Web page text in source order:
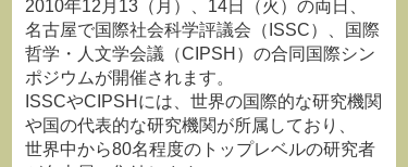
2010年12月13（月）、14日（火）の両日、
名古屋で国際社会科学評議会（ISSC）、国際
哲学・人文学会議（CIPSH）の合同国際シン
ポジウムが開催されます。
ISSCやCIPSHには、世界の国際的な研究機関
や国の代表的な研究機関が所属しており、
世界中から80名程度のトップレベルの研究者